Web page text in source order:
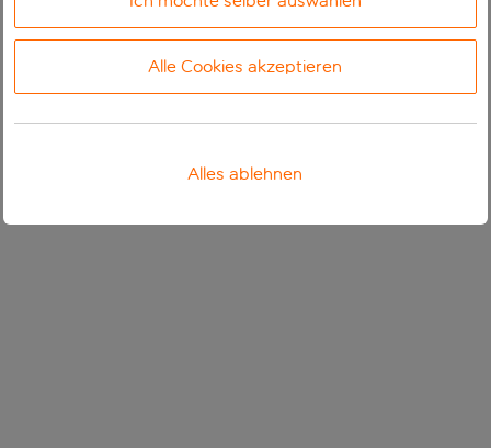
Alle Cookies akzeptieren
Alles ablehnen